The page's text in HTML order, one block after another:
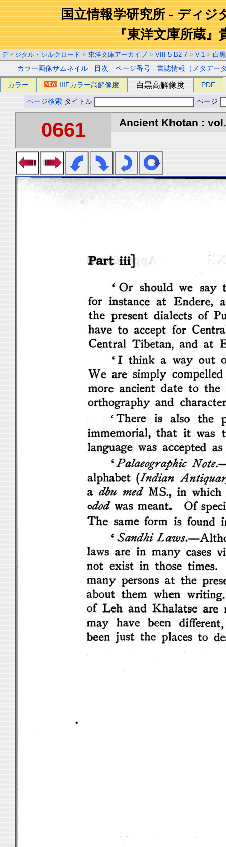
国立情報学研究所 - ディジ
『東洋文庫所蔵』
ディジタル・シルクロード > 東洋文庫アーカイブ > VIII-5-B2-7 > V-1 > 白
カラー画像サムネイル - 目次 -ページ番号 -書誌情報（メタデー
カラー IIIFカラー高解像度 白黒高解像度 PDF
ページ検索 タイトル ページ
0661 Ancient Khotan :